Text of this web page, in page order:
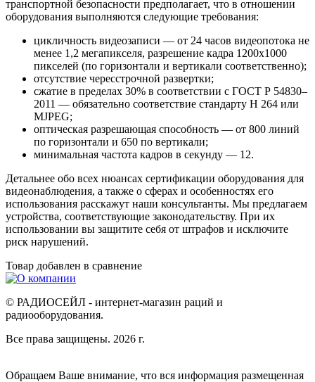
транспортной безопасности предполагает, что в отношении
оборудования выполняются следующие требования:
цикличность видеозаписи — от 24 часов видеопотока не
менее 1,2 мегапикселя, разрешение кадра 1200х1000
пикселей (по горизонтали и вертикали соответственно);
отсутствие чересстрочной развертки;
сжатие в пределах 30% в соответствии с ГОСТ Р 54830–
2011 — обязательно соответствие стандарту H 264 или
MJPEG;
оптическая разрешающая способность — от 800 линий
по горизонтали и 650 по вертикали;
минимальная частота кадров в секунду — 12.
Детальнее обо всех нюансах сертификации оборудования для
видеонаблюдения, а также о сферах и особенностях его
использования расскажут наши консультанты. Мы предлагаем
устройства, соответствующие законодательству. При их
использовании вы защитите себя от штрафов и исключите
риск нарушений.
Товар добавлен в сравнение
© РАДИОСЕЙЛ - интернет-магазин раций и
радиооборудования.
Все права защищены. 2026 г.
Обращаем Ваше внимание, что вся информация размещенная